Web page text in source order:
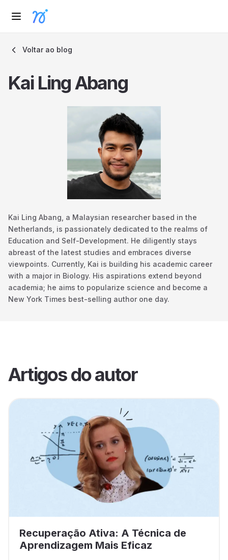
Voltar ao blog
Kai Ling Abang
Kai Ling Abang, a Malaysian researcher based in the
Netherlands, is passionately dedicated to the realms of
Education and Self-Development. He diligently stays
abreast of the latest studies and embraces diverse
viewpoints. Currently, Kai is building his academic career
with a major in Biology. His aspirations extend beyond
academia; he aims to popularize science and become a
New York Times best-selling author one day.
Artigos do autor
Recuperação Ativa: A Técnica de
Aprendizagem Mais Eficaz